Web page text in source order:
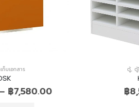
ตู้,ตู้ไม้เก็บเอกสาร
฿ 8,560.00